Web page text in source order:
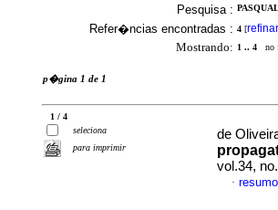
Pesquisa :
Refer�ncias encontradas : 4 [refinar
Mostrando: 1 .. 4 no
p�gina 1 de 1
1 / 4
seleciona
para imprimir
de
vol.34,
·